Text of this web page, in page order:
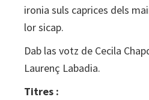
ironia suls caprices dels
lor sicap.
Dab las votz de Cecila
Laurenç Labadia.
Titres :